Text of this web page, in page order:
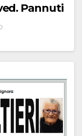
Pannuti